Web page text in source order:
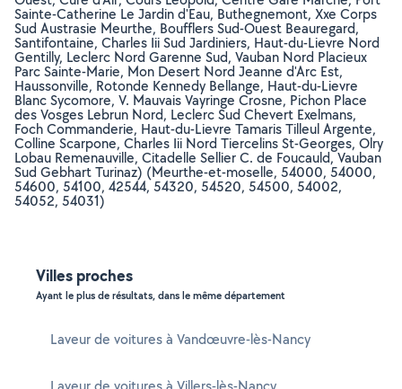
Sainte-Catherine Le Jardin d'Eau, Buthegnemont, Xxe Corps
Sud Austrasie Meurthe, Boufflers Sud-Ouest Beauregard,
Santifontaine, Charles Iii Sud Jardiniers, Haut-du-Lievre Nord
Gentilly, Leclerc Nord Garenne Sud, Vauban Nord Placieux
Parc Sainte-Marie, Mon Desert Nord Jeanne d'Arc Est,
Haussonville, Rotonde Kennedy Bellange, Haut-du-Lievre
Blanc Sycomore, V. Mauvais Vayringe Crosne, Pichon Place
des Vosges Lebrun Nord, Leclerc Sud Chevert Exelmans,
Foch Commanderie, Haut-du-Lievre Tamaris Tilleul Argente,
Colline Scarpone, Charles Iii Nord Tiercelins St-Georges, Olry
Lobau Remenauville, Citadelle Sellier C. de Foucauld, Vauban
Sud Gebhart Turinaz) (Meurthe-et-moselle, 54000, 54000,
54600, 54100, 42544, 54320, 54520, 54500, 54002,
54052, 54031)
Villes proches
Ayant le plus de résultats, dans le même département
Laveur de voitures à Vandœuvre-lès-Nancy